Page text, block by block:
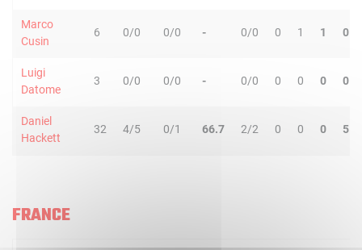
Marco
Cusin
6 0/0 0/0 - 0/0 0 1 1 0
Luigi
Datome
3 0/0 0/0 - 0/0 0 0 0 0
Daniel
Hackett
32 4/5 0/1 66.7 2/2 0 0 0 5
FRANCE